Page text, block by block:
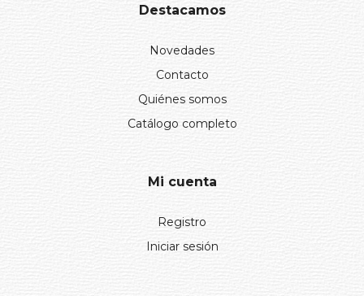
Destacamos
Novedades
Contacto
Quiénes somos
Catálogo completo
Mi cuenta
Registro
Iniciar sesión